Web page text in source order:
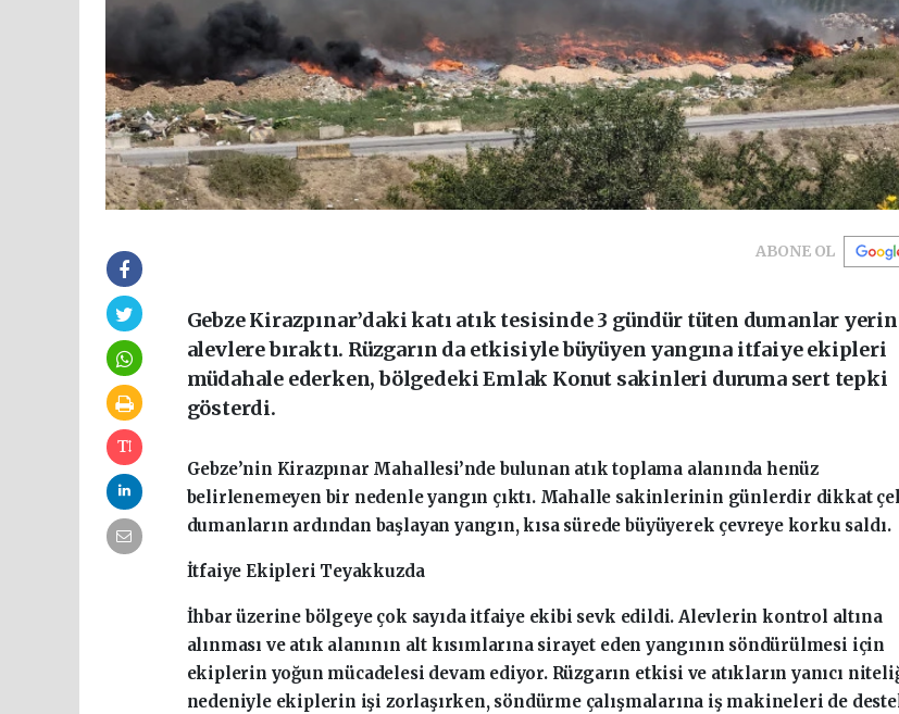
ABONE OL
Gebze Kirazpınar’daki katı atık tesisinde 3 gündür tüten dumanlar
alevlere bıraktı. Rüzgarın da etkisiyle büyüyen yangına itfaiye ekipleri
müdahale ederken, bölgedeki Emlak Konut sakinleri duruma sert tepki
gösterdi.
Gebze’nin Kirazpınar Mahallesi’nde bulunan atık toplama alanında henüz
belirlenemeyen bir nedenle yangın çıktı. Mahalle sakinlerinin günlerdir dikkat
dumanların ardından başlayan yangın, kısa sürede büyüyerek çevreye korku saldı.
İtfaiye Ekipleri Teyakkuzda
İhbar üzerine bölgeye çok sayıda itfaiye ekibi sevk edildi. Alevlerin kontrol altına
alınması ve atık alanının alt kısımlarına sirayet eden yangının söndürülmesi için
ekiplerin yoğun mücadelesi devam ediyor. Rüzgarın etkisi ve atıkların yanıcı
nedeniyle ekiplerin işi zorlaşırken, söndürme çalışmalarına iş makineleri de